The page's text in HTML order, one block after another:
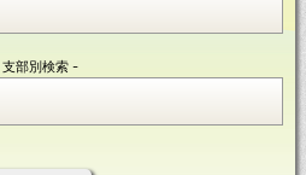
部別検索 -